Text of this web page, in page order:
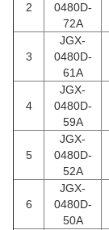
2
0480D-
72A
3
JGX-
0480D-
61A
4
JGX-
0480D-
59A
5
JGX-
0480D-
52A
6
JGX-
0480D-
50A